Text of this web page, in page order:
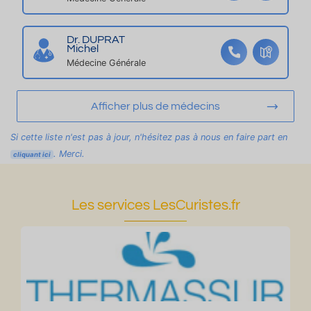
nt
re
vil
Dr. DUPRAT
Michel
Médecine Générale
Afficher plus de médecins
Si cette liste n'est pas à jour, n'hésitez pas à nous en faire part en
cliquant ici . Merci.
Les services LesCuristes.fr